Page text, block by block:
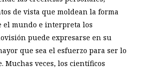
de vista que moldean la forma
el mundo e interpreta los
puede expresarse en su
que sea el esfuerzo para ser lo
Muchas veces, los científicos